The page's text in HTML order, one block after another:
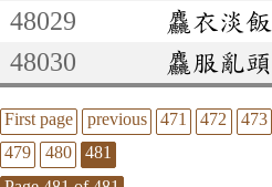
48029
麤衣淡飯
48030
麤服亂頭
First page previous 471 472 473
479
480
481